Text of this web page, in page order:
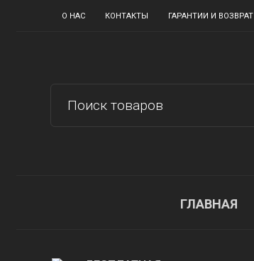
О НАС КОНТАКТЫ ГАРАНТИИ И ВОЗВРАТ
ГЛАВНАЯ